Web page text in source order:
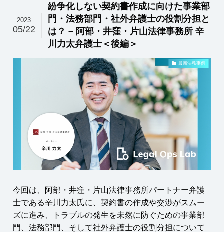
紛争化しない契約書作成に向けた事業部
門・法務部門・社外弁護士の役割分担と
は？ – 阿部・井窪・片山法律事務所 辛
川力太弁護士＜後編＞
2023
05/22
最新法務事例
今回は、阿部・井窪・片山法律事務所パートナー弁護
士である辛川力太氏に、契約書の作成や交渉がスムー
ズに進み、トラブルの発生を未然に防ぐための事業部
門、法務部門、そして社外弁護士の役割分担について